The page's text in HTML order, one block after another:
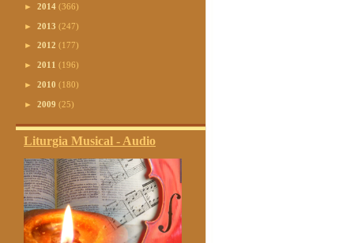
► 2014 (366)
► 2013 (247)
► 2012 (177)
► 2011 (196)
► 2010 (180)
► 2009 (25)
Liturgia Musical - Audio